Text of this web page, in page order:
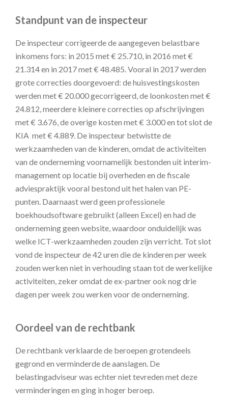
Standpunt van de inspecteur
De inspecteur corrigeerde de aangegeven belastbare
inkomens fors: in 2015 met € 25.710, in 2016 met €
21.314 en in 2017 met € 48.485. Vooral in 2017 werden
grote correcties doorgevoerd: de huisvestingskosten
werden met € 20.000 gecorrigeerd, de loonkosten met €
24.812, meerdere kleinere correcties op afschrijvingen
met € 3.676, de overige kosten met € 3.000 en tot slot de
KIA met € 4.889. De inspecteur betwistte de
werkzaamheden van de kinderen, omdat de activiteiten
van de onderneming voornamelijk bestonden uit interim-
management op locatie bij overheden en de fiscale
adviespraktijk vooral bestond uit het halen van PE-
punten. Daarnaast werd geen professionele
boekhoudsoftware gebruikt (alleen Excel) en had de
onderneming geen website, waardoor onduidelijk was
welke ICT-werkzaamheden zouden zijn verricht. Tot slot
vond de inspecteur de 42 uren die de kinderen per week
zouden werken niet in verhouding staan tot de werkelijke
activiteiten, zeker omdat de ex-partner ook nog drie
dagen per week zou werken voor de onderneming.
Oordeel van de rechtbank
De rechtbank verklaarde de beroepen grotendeels
gegrond en verminderde de aanslagen. De
belastingadviseur was echter niet tevreden met deze
verminderingen en ging in hoger beroep.